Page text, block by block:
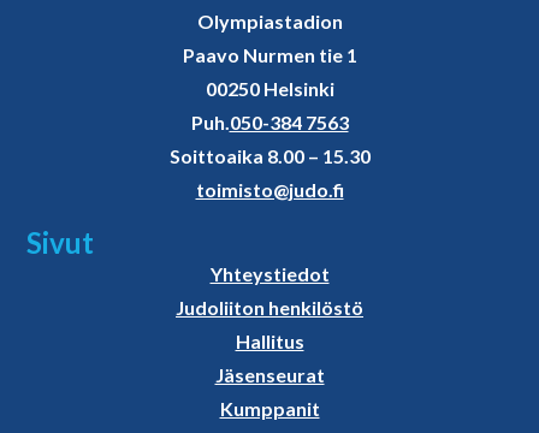
Olympiastadion
Paavo Nurmen tie 1
00250 Helsinki
Puh. 050-384 7563
Soittoaika 8.00 – 15.30
toimisto@judo.fi
Sivut
Yhteystiedot
Judoliiton henkilöstö
Hallitus
Jäsenseurat
Kumppanit